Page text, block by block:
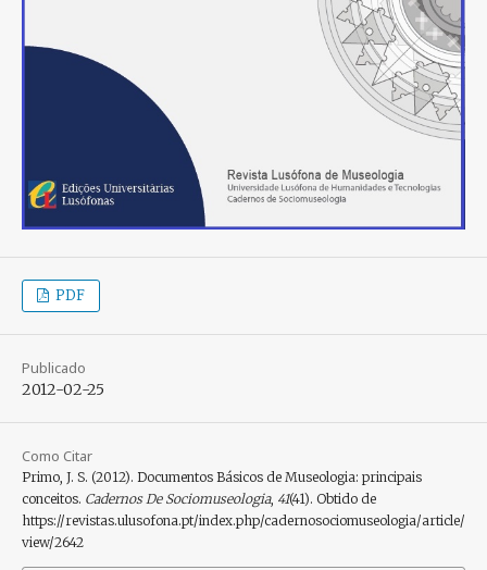
PDF
Publicado
2012-02-25
Como Citar
Primo, J. S. (2012). Documentos Básicos de Museologia: principais
conceitos. Cadernos De Sociomuseologia, 41(41). Obtido de
https://revistas.ulusofona.pt/index.php/cadernosociomuseologia/article/
view/2642